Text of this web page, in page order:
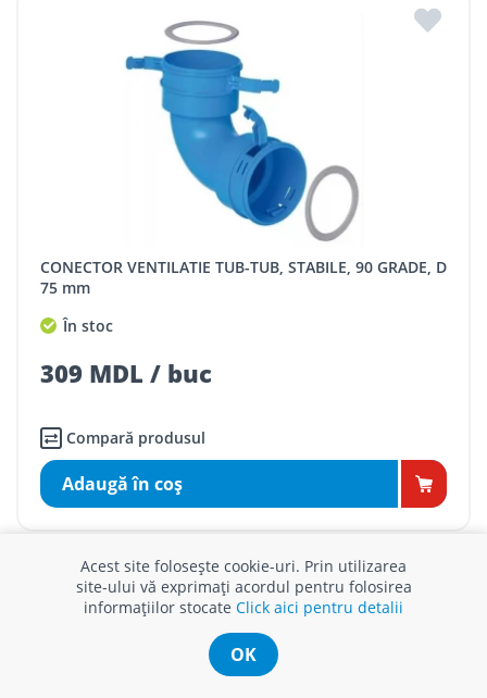
CONECTOR VENTILATIE TUB-TUB, STABILE, 90 GRADE, D
75 mm
În stoc
309 MDL / buc
Compară produsul
Adaugă în coş
Acest site folosește cookie-uri. Prin utilizarea
site-ului vă exprimați acordul pentru folosirea
informațiilor stocate Click aici pentru detalii
OK